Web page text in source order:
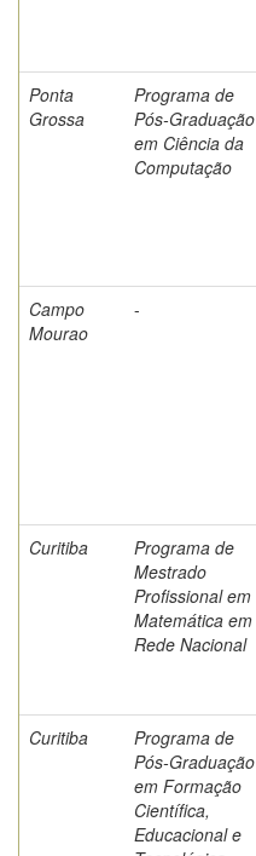
Ponta
Grossa
Programa de
Pós-Graduação
em Ciência da
Computação
Campo
Mourao
-
Curitiba
Programa de
Mestrado
Profissional em
Matemática em
Rede Nacional
Curitiba
Programa de
Pós-Graduação
em Formação
Científica,
Educacional e